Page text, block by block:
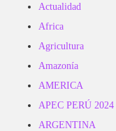
Actualidad
Africa
Agricultura
Amazonía
AMERICA
APEC PERÚ 2024
ARGENTINA